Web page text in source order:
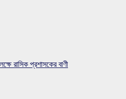
রাসিক প্রশাসকের বাণী